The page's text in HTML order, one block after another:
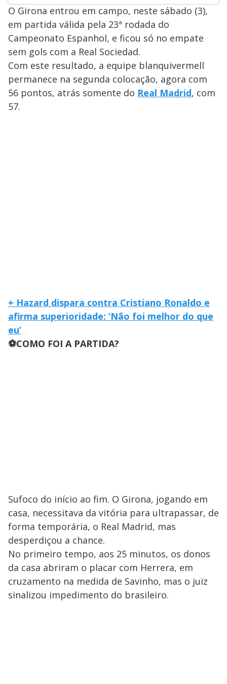
O Girona entrou em campo, neste sábado (3),
em partida válida pela 23ª rodada do
Campeonato Espanhol, e ficou só no empate
sem gols com a Real Sociedad.
Com este resultado, a equipe blanquivermell
permanece na segunda colocação, agora com
56 pontos, atrás somente do Real Madrid, com
57.
+ Hazard dispara contra Cristiano Ronaldo e
afirma superioridade: ‘Não foi melhor do que
eu’
⚽COMO FOI A PARTIDA?
Sufoco do início ao fim. O Girona, jogando em
casa, necessitava da vitória para ultrapassar, de
forma temporária, o Real Madrid, mas
desperdiçou a chance.
No primeiro tempo, aos 25 minutos, os donos
da casa abriram o placar com Herrera, em
cruzamento na medida de Savinho, mas o juiz
sinalizou impedimento do brasileiro.